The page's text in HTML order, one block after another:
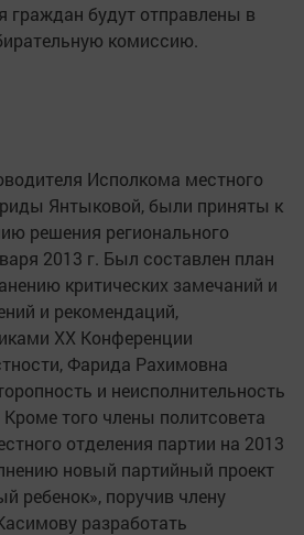
граждан будут отправлены в
комиссию.
Исполкома местного
Янтыковой, были приняты к
решения регионального
2013 г. Был составлен план
критических замечаний и
и рекомендаций,
ХХ Конференции
Фарида Рахимовна
и неисполнительность
Кроме того члены политсовета
отделения партии на 2013
новый партийный проект
ребенок», поручив члену
разработать